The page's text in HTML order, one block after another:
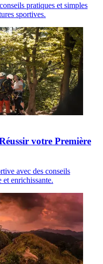
pratiques et simples
sportives.
votre Première
avec des conseils
et enrichissante.